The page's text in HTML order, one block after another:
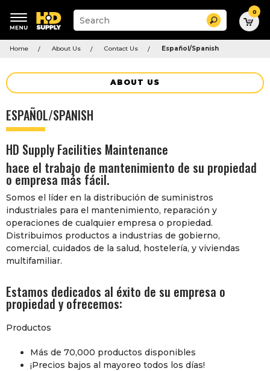
Suggested
keywords
Suggested
site
and
Search 0
Home About Us Contact Us Español/Spanish
ABOUT US
ESPAÑOL/SPANISH
HD Supply Facilities Maintenance
hace el trabajo de mantenimiento de su propiedad
o empresa más fácil.
Somos el líder en la distribución de suministros
industriales para el mantenimiento, reparación y
operaciones de cualquier empresa o propiedad.
Distribuimos productos a industrias de gobierno,
comercial, cuidados de la salud, hostelería, y viviendas
multifamiliar.
Estamos dedicados al éxito de su empresa o
propiedad y ofrecemos:
Productos
Más de 70,000 productos disponibles
¡Precios bajos al mayoreo todos los días!